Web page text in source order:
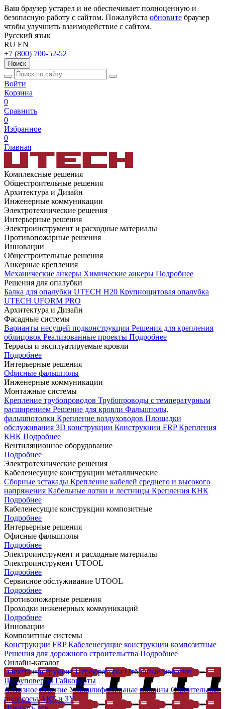
Ваш браузер устарел и не обеспечивает полноценную и
безопасную работу с сайтом. Пожалуйста обновите браузер
чтобы улучшить взаимодействие с сайтом.
Русский язык
RU EN
+7 (800) 700-52-52
Поиск
Войти
Корзина
0
Сравнить
0
Избранное
0
Главная
Комплексные решения
Общестроительные решения
Архитектура и Дизайн
Инженерные коммуникации
Электротехнические решения
Интерьерные решения
Электроинструмент и расходные материалы
Противопожарные решения
Инновации
Общестроительные решения
Анкерные крепления
Механические анкеры Химические анкеры Подробнее
Решения для опалубки
Балка для опалубки UTECH H20 Крупнощитовая опалубка
UTECH UFORM PRO
Архитектура и Дизайн
Фасадные системы
Варианты несущей подконструкции Решения для крепления
облицовок Реализованные проекты Подробнее
Террасы и эксплуатируемые кровли
Подробнее
Интерьерные решения
Офисные фальшполы
Инженерные коммуникации
Монтажные системы
Крепление трубопроводов Трубопроводы с температурным
расширением Решение для кровли Фальшполы,
фальшпотолки Крепление воздуховодов Площадки
обслуживания 3D конструкции Конструкции FRPКрепления
КНК Подробнее
Вентиляционное оборудование
Подробнее
Электротехнические решения
Кабеленесущие конструкции металлические
Сборные эстакады Крепление кабелей среднего и высокого
напряжения Кабельные лотки и лестницы Крепления КНК
Подробнее
Кабеленесущие конструкции композитные
Подробнее
Интерьерные решения
Офисные фальшполы
Подробнее
Электроинструмент и расходные материалы
Электроинструмент UTOOL
Подробнее
Сервисное обслуживание UTOOL
Подробнее
Противопожарные решения
Проходки инженерных коммуникаций
Подробнее
Инновации
Композитные системы
Конструкции FRPКабеленесущие конструкции композитные
Решения для дорожного строительства Подробнее
Онлайн-каталог
ЭлектроинструментПерфораторы Отбойные молотки
Шуруповерты Гайковерты
Алмазное бурение Углошлифовальные машины Строительные
пылесосыАКБ и ЗУ